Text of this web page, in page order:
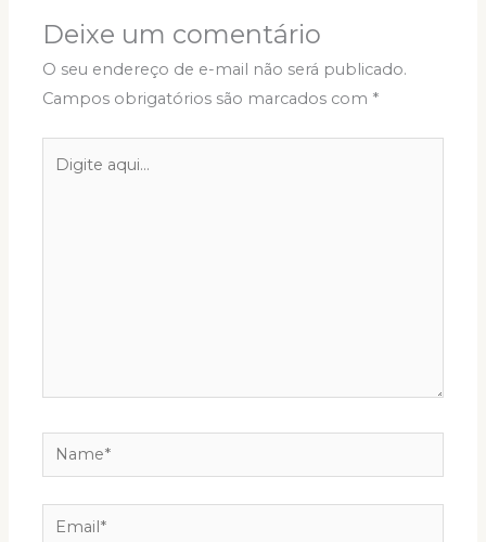
Deixe um comentário
O seu endereço de e-mail não será publicado.
Campos obrigatórios são marcados com *
aqui...
Name*
Email*